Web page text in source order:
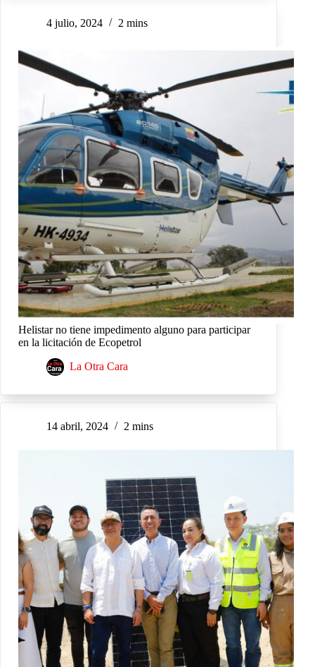
4 julio, 2024 2 mins
Helistar no tiene impedimento alguno para participar
en la licitación de Ecopetrol
La Otra Cara
14 abril, 2024 2 mins